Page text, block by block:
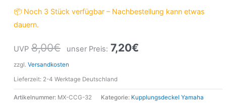
📦 Noch 3 Stück verfügbar – Nachbestellung kann etwas
dauern.
UVP 8,00€ unser Preis: 7,20€
zzgl. Versandkosten
Lieferzeit: 2-4 Werktage Deutschland
Artikelnummer: MX-CCG-32 Kategorie: Kupplungsdeckel Yamaha